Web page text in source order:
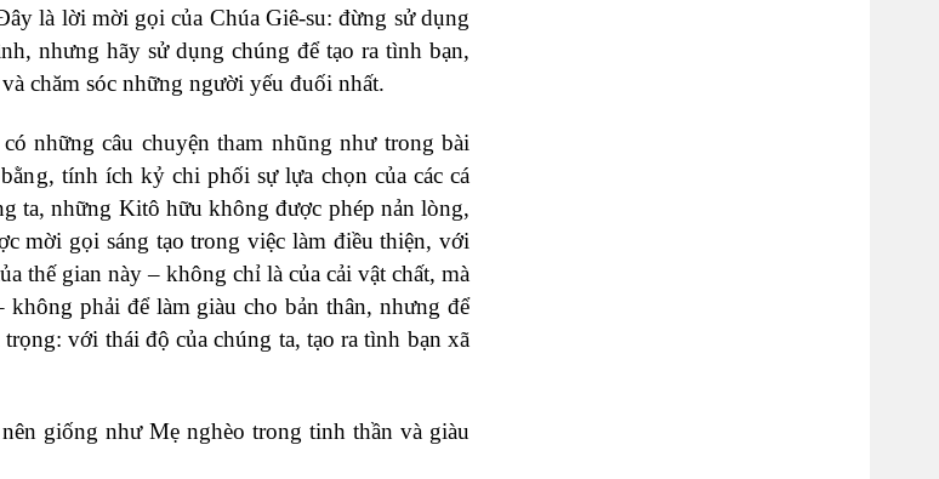
là lời mời gọi của Chúa Giê-su: đừng sử dụng
nhưng hãy sử dụng chúng để tạo ra tình bạn,
chăm sóc những người yếu đuối nhất.
những câu chuyện tham nhũng như trong bài
tính ích kỷ chi phối sự lựa chọn của các cá
ta, những Kitô hữu không được phép nản lòng,
mời gọi sáng tạo trong việc làm điều thiện, với
thế gian này – không chỉ là của cải vật chất, mà
phải để làm giàu cho bản thân, nhưng để
với thái độ của chúng ta, tạo ra tình bạn xã
giống như Mẹ nghèo trong tinh thần và giàu